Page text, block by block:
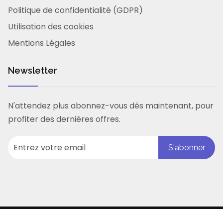
Politique de confidentialité (GDPR)
Utilisation des cookies
Mentions Légales
Newsletter
N'attendez plus abonnez-vous dès maintenant, pour
profiter des dernières offres.
S'abonner